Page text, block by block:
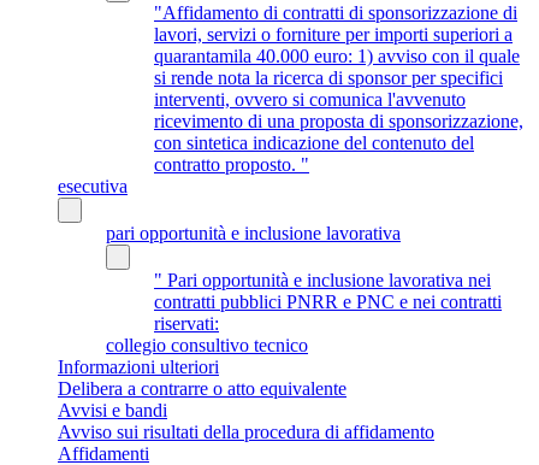
"Affidamento di contratti di sponsorizzazione di
lavori, servizi o forniture per importi superiori a
quarantamila 40.000 euro: 1) avviso con il quale
si rende nota la ricerca di sponsor per specifici
interventi, ovvero si comunica l'avvenuto
ricevimento di una proposta di sponsorizzazione,
con sintetica indicazione del contenuto del
contratto proposto. "
esecutiva
pari opportunità e inclusione lavorativa
" Pari opportunità e inclusione lavorativa nei
contratti pubblici PNRR e PNC e nei contratti
riservati:
collegio consultivo tecnico
Informazioni ulteriori
Delibera a contrarre o atto equivalente
Avvisi e bandi
Avviso sui risultati della procedura di affidamento
Affidamenti